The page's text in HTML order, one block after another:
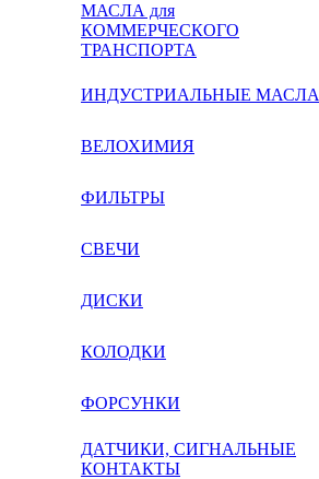
МАСЛА для
КОММЕРЧЕСКОГО
ТРАНСПОРТА
ИНДУСТРИАЛЬНЫЕ МАСЛА
ВЕЛОХИМИЯ
ФИЛЬТРЫ
СВЕЧИ
ДИСКИ
КОЛОДКИ
ФОРСУНКИ
ДАТЧИКИ, СИГНАЛЬНЫЕ
КОНТАКТЫ